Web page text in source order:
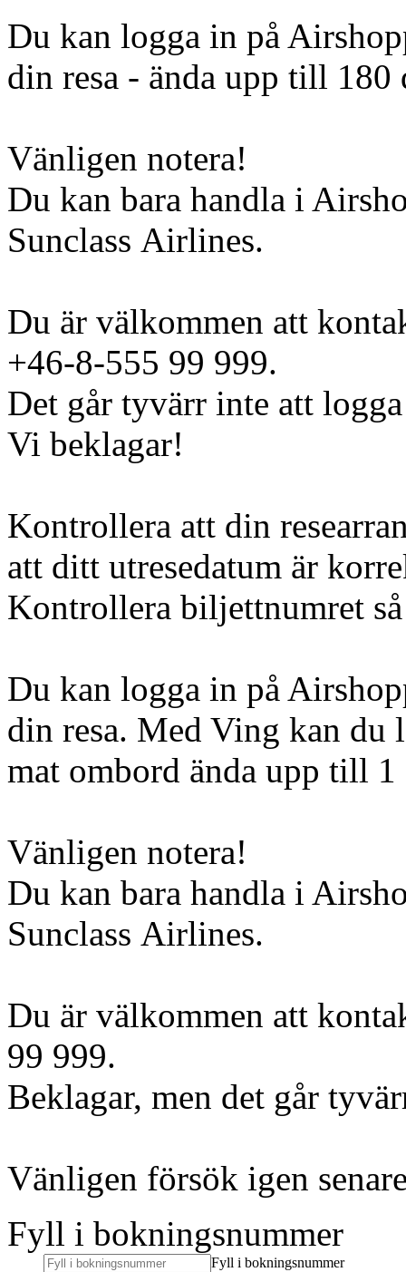
Du kan logga in på
din resa - ända upp till 180
Vänligen notera!
Du kan bara handla i
Sunclass Airlines.
Du är välkommen att
+46-8-555 99 999.
Det går tyvärr inte att
Vi beklagar!
Kontrollera att din
att ditt utresedatum är
Kontrollera biljettnumret
Du kan logga in på
din resa. Med Ving kan du
mat ombord ända upp till 1
Vänligen notera!
Du kan bara handla i
Sunclass Airlines.
Du är välkommen att
99 999.
Beklagar, men det går
Vänligen försök igen
Fyll i bokningsnummer
Fyll i bokningsnummer